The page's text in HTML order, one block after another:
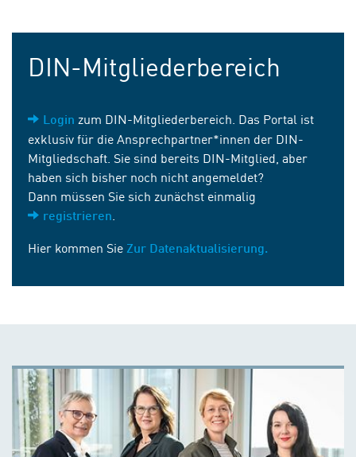
DIN-Mitgliederbereich
Login zum DIN-Mitgliederbereich. Das Portal ist
exklusiv für die Ansprechpartner*innen der DIN-
Mitgliedschaft. Sie sind bereits DIN-Mitglied, aber
haben sich bisher noch nicht angemeldet?
Dann müssen Sie sich zunächst einmalig
registrieren
Hier kommen Sie Zur Datenaktualisierung.